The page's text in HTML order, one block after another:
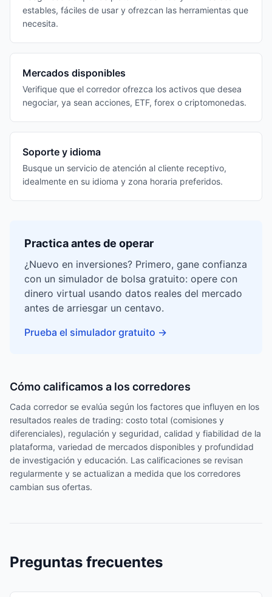
estables, fáciles de usar y ofrezcan las herramientas que
necesita.
Mercados disponibles
Verifique que el corredor ofrezca los activos que desea
negociar, ya sean acciones, ETF, forex o criptomonedas.
Soporte y idioma
Busque un servicio de atención al cliente receptivo,
idealmente en su idioma y zona horaria preferidos.
Practica antes de operar
¿Nuevo en inversiones? Primero, gane confianza
con un simulador de bolsa gratuito: opere con
dinero virtual usando datos reales del mercado
antes de arriesgar un centavo.
Prueba el simulador gratuito →
Cómo calificamos a los corredores
Cada corredor se evalúa según los factores que influyen en los
resultados reales de trading: costo total (comisiones y
diferenciales), regulación y seguridad, calidad y fiabilidad de la
plataforma, variedad de mercados disponibles y profundidad
de investigación y educación. Las calificaciones se revisan
regularmente y se actualizan a medida que los corredores
cambian sus ofertas.
Preguntas frecuentes